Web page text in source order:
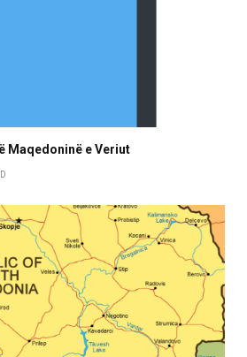
Maqedoninë e Veriut